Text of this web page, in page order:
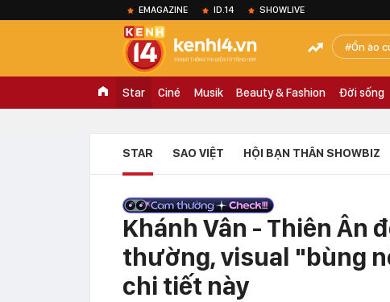
EMAGAZINE ID.14 SHOWLIVE
Ồn ào
Star Ciné Musik Beauty & Fashion Đời sống
STAR SAO VIỆT HỘI BẠN THÂN SHOWBIZ
Khánh Vân - Thiên Ân
thường, visual "bùng
chi tiết này